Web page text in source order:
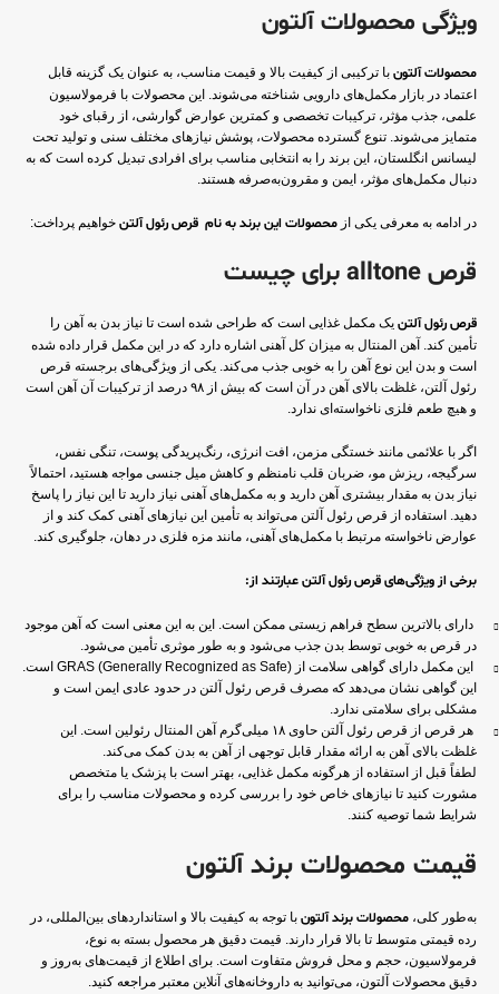
ویژگی محصولات آلتون
محصولات آلتون با ترکیبی از کیفیت بالا و قیمت مناسب، به عنوان یک گزینه قابل
اعتماد در بازار مکمل‌های دارویی شناخته می‌شوند. این محصولات با فرمولاسیون
علمی، جذب مؤثر، ترکیبات تخصصی و کمترین عوارض گوارشی، از رقبای خود
متمایز می‌شوند. تنوع گسترده محصولات، پوشش نیازهای مختلف سنی و تولید تحت
لیسانس انگلستان، این برند را به انتخابی مناسب برای افرادی تبدیل کرده است که به
دنبال مکمل‌های مؤثر، ایمن و مقرون‌به‌صرفه هستند.
در ادامه به معرفی یکی از محصولات این برند به نام قرص رئول آلتن خواهیم پرداخت:
قرص alltone برای چیست
قرص رئول آلتن یک مکمل غذایی است که طراحی شده است تا نیاز بدن به آهن را
تأمین کند. آهن المنتال به میزان کل آهنی اشاره دارد که در این مکمل قرار داده شده
است و بدن این نوع آهن را به خوبی جذب می‌کند. یکی از ویژگی‌های برجسته قرص
رئول آلتن، غلظت بالای آهن در آن است که بیش از ۹۸ درصد از ترکیبات آن آهن است
و هیچ طعم فلزی ناخواسته‌ای ندارد.
اگر با علائمی مانند خستگی مزمن، افت انرژی، رنگ‌پریدگی پوست، تنگی نفس،
سرگیجه، ریزش مو، ضربان قلب نامنظم و کاهش میل جنسی مواجه هستید، احتمالاً
نیاز بدن به مقدار بیشتری آهن دارید و به مکمل‌های آهنی نیاز دارید تا این نیاز را پاسخ
دهید. استفاده از قرص رئول آلتن می‌تواند به تأمین این نیازهای آهنی کمک کند و از
عوارض ناخواسته مرتبط با مکمل‌های آهنی، مانند مزه فلزی در دهان، جلوگیری کند.
برخی از ویژگی‌های قرص رئول آلتن عبارتند از:
دارای بالاترین سطح فراهم زیستی ممکن است. این به این معنی است که آهن موجود
در قرص به خوبی توسط بدن جذب می‌شود و به طور موثری تأمین می‌شود.
این مکمل دارای گواهی سلامت از GRAS (Generally Recognized as Safe) است.
این گواهی نشان می‌دهد که مصرف قرص رئول آلتن در حدود عادی ایمن است و
مشکلی برای سلامتی ندارد.
هر قرص از قرص رئول آلتن حاوی ۱۸ میلی‌گرم آهن المنتال رئولین است. این
غلظت بالای آهن به ارائه مقدار قابل توجهی از آهن به بدن کمک می‌کند.
لطفاً قبل از استفاده از هرگونه مکمل غذایی، بهتر است با پزشک یا متخصص
مشورت کنید تا نیازهای خاص خود را بررسی کرده و محصولات مناسب را برای
شرایط شما توصیه کنند.
قیمت محصولات برند آلتون
به‌طور کلی، محصولات برند آلتون با توجه به کیفیت بالا و استانداردهای بین‌المللی، در
رده قیمتی متوسط تا بالا قرار دارند. قیمت دقیق هر محصول بسته به نوع،
فرمولاسیون، حجم و محل فروش متفاوت است. برای اطلاع از قیمت‌های به‌روز و
دقیق محصولات آلتون، می‌توانید به داروخانه‌های آنلاین معتبر مراجعه کنید.